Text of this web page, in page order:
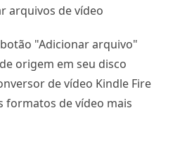
arquivos de vídeo
"Adicionar arquivo"
origem em seu disco
de vídeo Kindle Fire
formatos de vídeo mais